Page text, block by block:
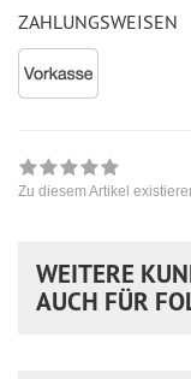
ZAHLUNGSWEISEN
Zu diesem Artikel
WEITERE
AUCH FÜR